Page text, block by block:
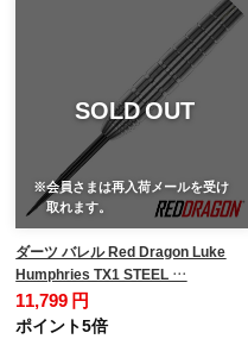
SOLD OUT
※会員さまは再入荷メールを受け
取れます。
ダーツ バレル Red Dragon Luke
Humphries TX1 STEEL …
11,799 円
ポイント5倍